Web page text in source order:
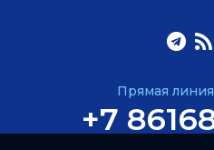
Прямая
+7